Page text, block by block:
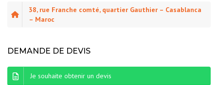
38, rue Franche comté, quartier Gauthier – Casablanca
– Maroc
DEMANDE DE DEVIS
Je souhaite obtenir un devis